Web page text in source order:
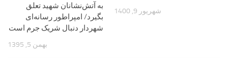
به آتش‌نشانان شهید تعلق
بگیرد/ امپراطور رسانه‌ای
شهردار دنبال شریک جرم است
بهمن 5, 1395
شهریور 9, 1400